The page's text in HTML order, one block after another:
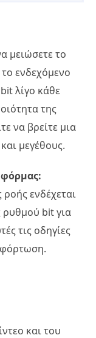
μειώσετε το
ενδεχόμενο
λίγο κάθε
της
να βρείτε μια
μεγέθους.
ενδέχεται
ρυθμού bit για
τις οδηγίες
και του